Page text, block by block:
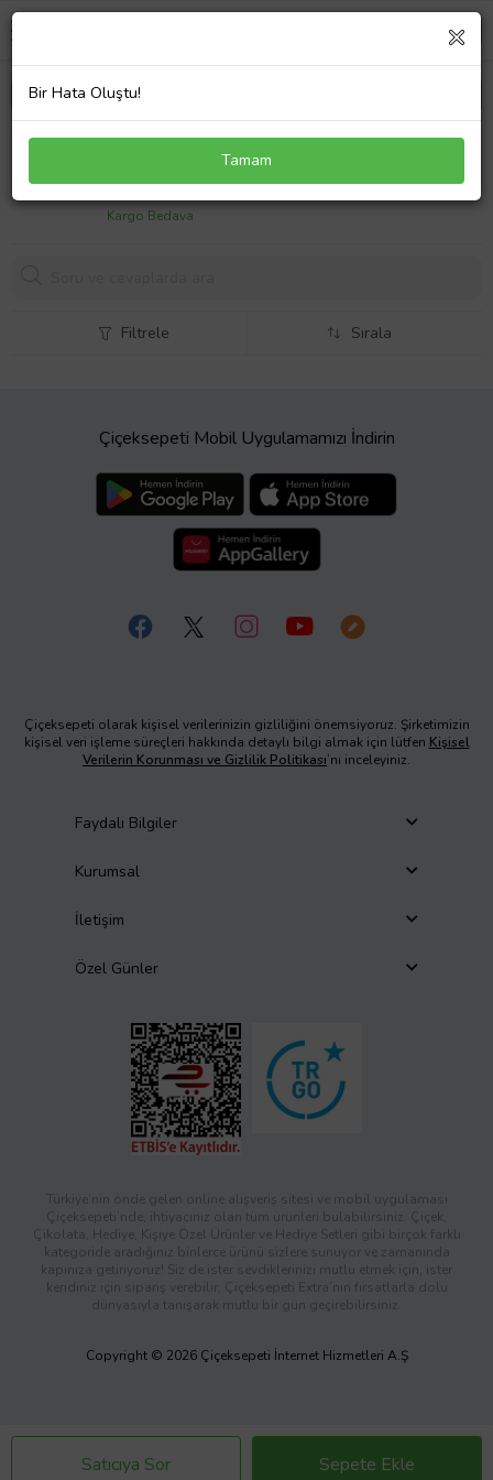
VW Polo Classic 2000-02 Sol Dikiz Ayna Camı
Isıtmalı Beyaz 3B1857521A
1006,20 TL
Kargo Bedava
Satıcıya Sor Sepete Ekle
Filtrele Sırala
Çiçeksepeti Mobil Uygulamamızı İndirin
Çiçeksepeti olarak kişisel verilerinizin gizliliğini önemsiyoruz. Şirketimizin
kişisel veri işleme süreçleri hakkında detaylı bilgi almak için lütfen Kişisel
Verilerin Korunması ve Gizlilik Politikası’nı inceleyiniz.
Faydalı Bilgiler
Kurumsal
İletişim
Özel Günler
Türkiye’nin önde gelen online alışveriş sitesi ve mobil uygulaması
Çiçeksepeti’nde, ihtiyacınız olan tüm ürünleri bulabilirsiniz. Çiçek,
Çikolata, Hediye, Kişiye Özel Ürünler ve Hediye Setleri gibi birçok farklı
kategoride aradığınız binlerce ürünü sizlere sunuyor ve zamanında
kapınıza getiriyoruz! Siz de ister sevdiklerinizi mutlu etmek için, ister
kendiniz için sipariş verebilir; Çiçeksepeti Extra’nın fırsatlarla dolu
dünyasıyla tanışarak mutlu bir gün geçirebilirsiniz.
Copyright © 2026 Çiçeksepeti İnternet Hizmetleri A.Ş
Bir Hata Oluştu!
Tamam